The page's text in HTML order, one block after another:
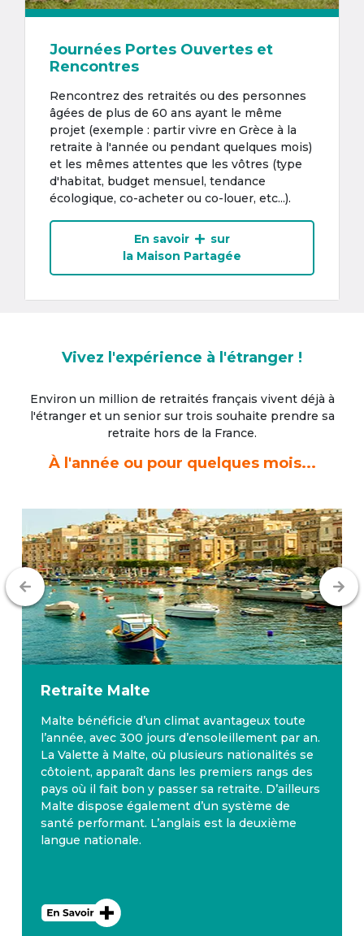
Journées Portes Ouvertes et
Rencontres
Rencontrez des retraités ou des personnes
âgées de plus de 60 ans ayant le même
projet (exemple : partir vivre en Grèce à la
retraite à l'année ou pendant quelques mois)
et les mêmes attentes que les vôtres (type
d'habitat, budget mensuel, tendance
écologique, co-acheter ou co-louer, etc...).
En savoir
sur
la Maison Partagée
Vivez l'expérience à l'étranger !
Environ un million de retraités français vivent déjà à
l'étrangeret un senior sur trois souhaite prendre sa
retraite hors de la France.
À l'année ou pour quelques mois...
Retraite Malte
Malte bénéficie d’un climat avantageux toute
l’année, avec 300 jours d’ensoleillement par an.
La Valette à Malte, où plusieurs nationalités se
côtoient, apparaît dans les premiers rangs des
pays où il fait bon y passer sa retraite. D’ailleurs
Malte dispose également d’un système de
santé performant. L’anglais est la deuxième
langue nationale.